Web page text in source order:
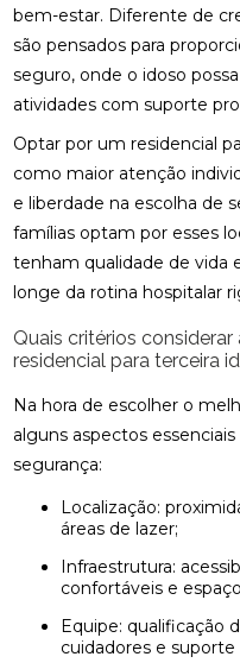
bem-estar. Diferente de
são pensados para
seguro, onde o idoso
atividades com suporte
Optar por um residencial
como maior atenção
e liberdade na escolha de
famílias optam por esses
tenham qualidade de vida
longe da rotina hospitalar
Quais critérios
residencial para terceira
Na hora de escolher o
alguns aspectos
segurança:
Localização: proximidade com familiares, hospitais e
áreas de lazer;
Infraestrutura: acessibilidade, acomodações
confortáveis e
Equipe: qualificação de profissionais de saúde,
cuidadores e